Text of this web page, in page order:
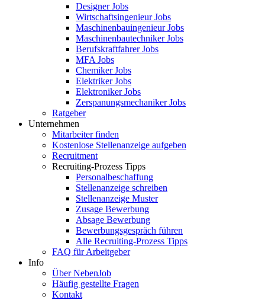
Designer Jobs
Wirtschaftsingenieur Jobs
Maschinenbauingenieur Jobs
Maschinenbautechniker Jobs
Berufskraftfahrer Jobs
MFA Jobs
Chemiker Jobs
Elektriker Jobs
Elektroniker Jobs
Zerspanungsmechaniker Jobs
Ratgeber
Unternehmen
Mitarbeiter finden
Kostenlose Stellenanzeige aufgeben
Recruitment
Recruiting-Prozess Tipps
Personalbeschaffung
Stellenanzeige schreiben
Stellenanzeige Muster
Zusage Bewerbung
Absage Bewerbung
Bewerbungsgespräch führen
Alle Recruiting-Prozess Tipps
FAQ für Arbeitgeber
Info
Über NebenJob
Häufig gestellte Fragen
Kontakt